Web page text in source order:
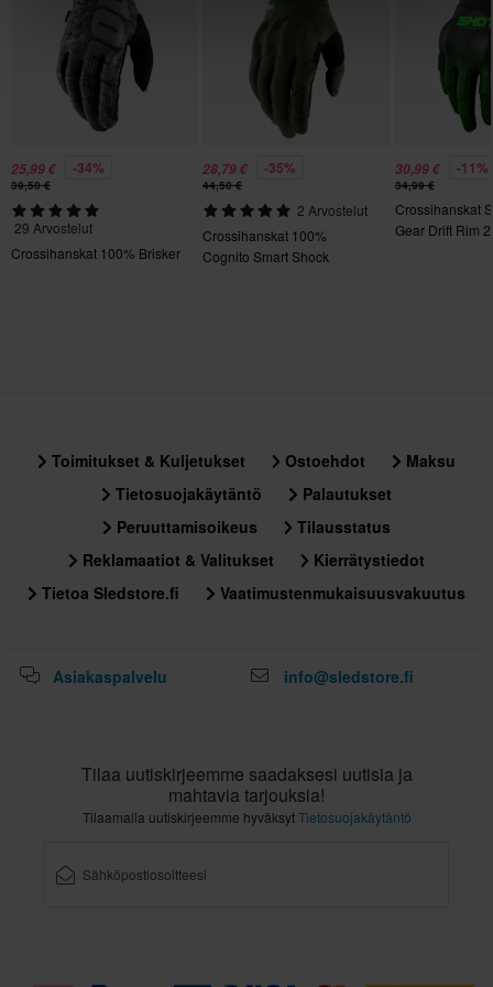
M
125 x 270 x 30 mm
XXL
120 x 320 x 25 mm
Sertifiointistandardi
Ei määritelty
25,99 € -34%
39,50 €
29 Arvostelut
Crossihanskat 100% Brisker
28,79 € -35%
44,50 €
2 Arvostelut
Crossihanskat 100%
Cognito Smart Shock
30,99 € -11%
34,99 €
Crossihanskat
Gear Drift Rim
Toimitukset & Kuljetukset Ostoehdot
Maksu
Tietosuojakäytäntö
Palautukset
Peruuttamisoikeus
Tilausstatus
Reklamaatiot & Valitukset
Kierrätystiedot
Tietoa Sledstore.fi
Vaatimustenmukaisuusvakuutus
Asiakaspalvelu info@sledstore.fi
Tilaa uutiskirjeemme saadaksesi uutisia ja
mahtavia tarjouksia!
Tilaamalla uutiskirjeemme hyväksytTietosuojakäytäntö